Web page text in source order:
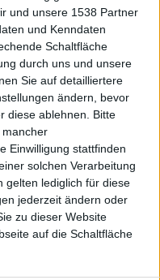
und unsere 1538 Partner
und Kenndaten
Schaltfläche
durch uns und unsere
Sie auf detailliertere
ändern, bevor
diese ablehnen.
Bitte
mancher
Einwilligung stattfinden
solchen Verarbeitung
gelten lediglich für diese
jederzeit ändern oder
zu dieser Website
auf die Schaltfläche
für
Wohnen,
und Informatives zu